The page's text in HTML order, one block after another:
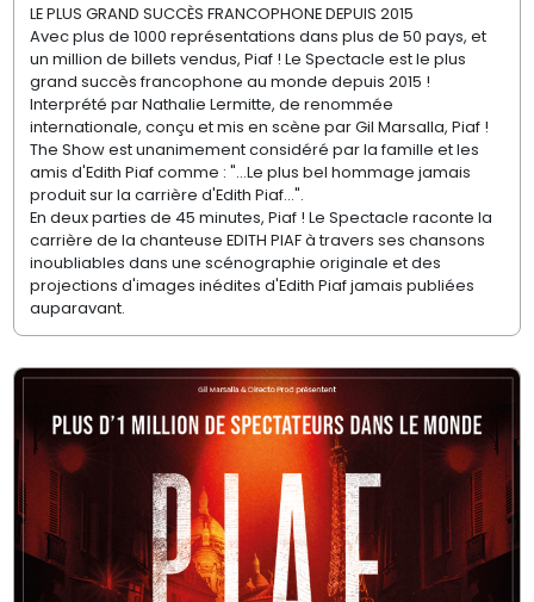
LE PLUS GRAND SUCCÈS FRANCOPHONE DEPUIS 2015
Avec plus de 1000 représentations dans plus de 50 pays, et
un million de billets vendus, Piaf ! Le Spectacle est le plus
grand succès francophone au monde depuis 2015 !
Interprété par Nathalie Lermitte, de renommée
internationale, conçu et mis en scène par Gil Marsalla, Piaf !
The Show est unanimement considéré par la famille et les
amis d'Edith Piaf comme : "...Le plus bel hommage jamais
produit sur la carrière d'Edith Piaf...".
En deux parties de 45 minutes, Piaf ! Le Spectacle raconte la
carrière de la chanteuse EDITH PIAF à travers ses chansons
inoubliables dans une scénographie originale et des
projections d'images inédites d'Edith Piaf jamais publiées
auparavant.